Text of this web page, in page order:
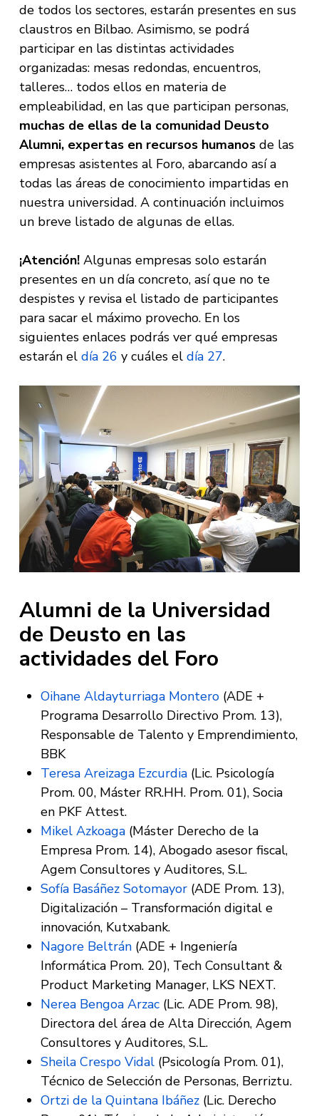
de todos los sectores, estarán presentes en sus
claustros en Bilbao. Asimismo, se podrá
participar en las distintas actividades
organizadas: mesas redondas, encuentros,
talleres… todos ellos en materia de
empleabilidad, en las que participan personas,
muchas de ellas de la comunidad Deusto
Alumni, expertas en recursos humanosde las
empresas asistentes al Foro, abarcando así a
todas las áreas de conocimiento impartidas en
nuestra universidad. A continuación incluimos
un breve listado de algunas de ellas.
¡Atención!Algunas empresas solo estarán
presentes en un día concreto, así que no te
despistes y revisa el listado de participantes
para sacar el máximo provecho. En los
siguientes enlaces podrás ver qué empresas
estarán el día 26 y cuáles el día 27.
Alumni de la Universidad
de Deusto en las
actividades del Foro
Oihane Aldayturriaga Montero(ADE +
Programa Desarrollo Directivo Prom. 13),
Responsable de Talento y Emprendimiento,
BBK
Teresa Areizaga Ezcurdia(Lic. Psicología
Prom. 00, Máster RR.HH. Prom. 01), Socia
en PKF Attest.
Mikel Azkoaga(Máster Derecho de la
Empresa Prom. 14), Abogado asesor fiscal,
Agem Consultores y Auditores, S.L.
Sofía Basáñez Sotomayor(ADE Prom. 13),
Digitalización – Transformación digital e
innovación, Kutxabank.
Nagore Beltrán(ADE + Ingeniería
Informática Prom. 20), Tech Consultant &
Product Marketing Manager, LKS NEXT.
Nerea Bengoa Arzac(Lic. ADE Prom. 98),
Directora del área de Alta Dirección, Agem
Consultores y Auditores, S.L.
Sheila Crespo Vidal(Psicología Prom. 01),
Técnico de Selección de Personas, Berriztu.
Ortzi de la Quintana Ibáñez(Lic. Derecho